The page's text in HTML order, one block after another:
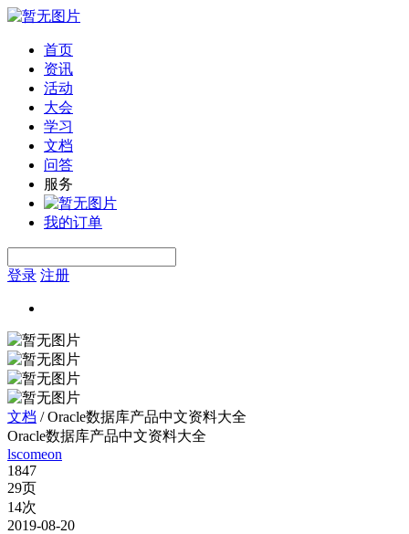
首页
资讯
活动
大会
学习
文档
问答
服务
我的订单
登录 注册
文档 /Oracle数据库产品中文资料大全
Oracle数据库产品中文资料大全
lscomeon
1847
29页
14次
2019-08-20